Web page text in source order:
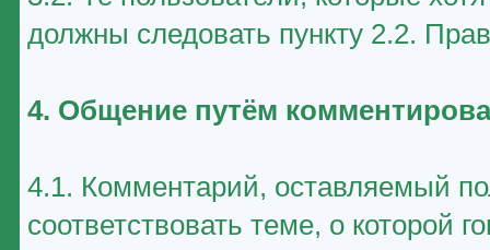
должны следовать пункту 2.2.
4. Общение путём
4.1. Комментарий, оставляемый
соответствовать теме, о которой